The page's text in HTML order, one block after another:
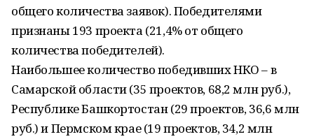
общего количества заявок). Победителями
признаны 193 проекта (21,4% от общего
количества победителей).
Наибольшее количество победивших НКО – в
Самарской области (35 проектов, 68,2 млн руб.),
Республике Башкортостан (29 проектов, 36,6 млн
руб.) и Пермском крае (19 проектов, 34,2 млн